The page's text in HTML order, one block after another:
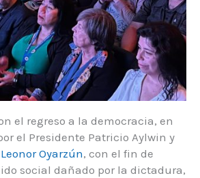
el regreso a la democracia, en
el Presidente Patricio Aylwin y
Oyarzún, con el fin de
social dañado por la dictadura,